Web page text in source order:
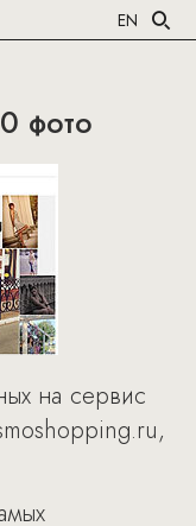
EN
фото
на сервис